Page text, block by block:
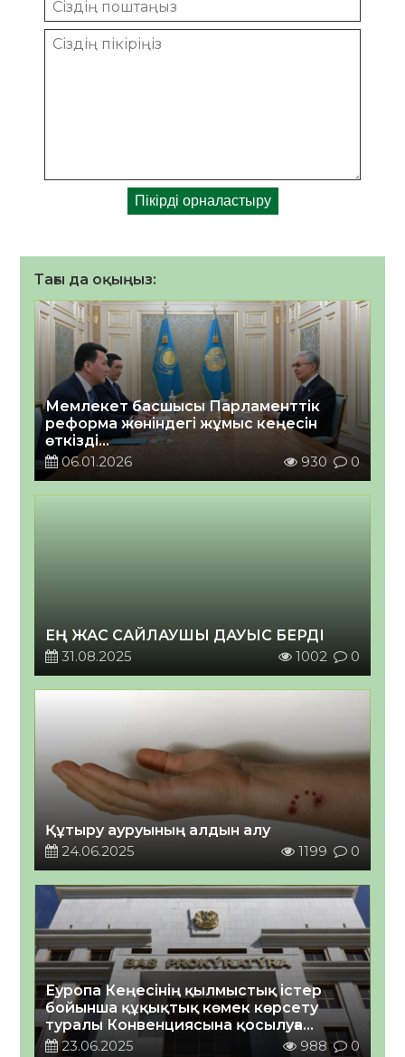
Тағы да оқыңыз:
Мемлекет басшысы Парламенттік
реформа жөніндегі жұмыс кеңесін
өткізді
2026 жылғы 06 қаңтар
06.01.2026 930 0
ЕҢ ЖАС САЙЛАУШЫ ДАУЫС БЕРДІ
31.08.2025
1002 0
Құтыру ауруының алдын алу
24.06.2025
1199 0
Еуропа Кеңесінің қылмыстық істер
бойынша құқықтық көмек көрсету
туралы Конвенциясына қосылуға
шақыру туралы
23.06.2025 988 0